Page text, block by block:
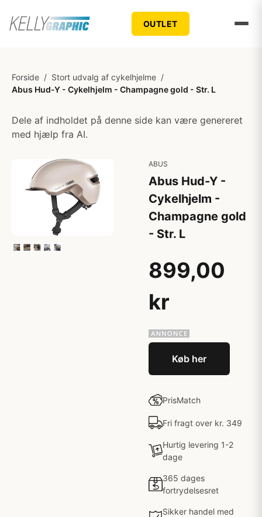
OUTLET
Forside / Stort udvalg af cykelhjelme /
Abus Hud-Y - Cykelhjelm - Champagne gold - Str. L
Dele af indholdet på denne side kan være genereret
med hjælp fra AI.
ABUS
Abus Hud-Y -
Cykelhjelm -
Champagne gold
- Str. L
899,00
kr
Køb her
PrisMatch
Fri fragt over kr. 349
Hurtig levering 1-2
dage
365 dages
fortrydelsesret
Sikker handel med